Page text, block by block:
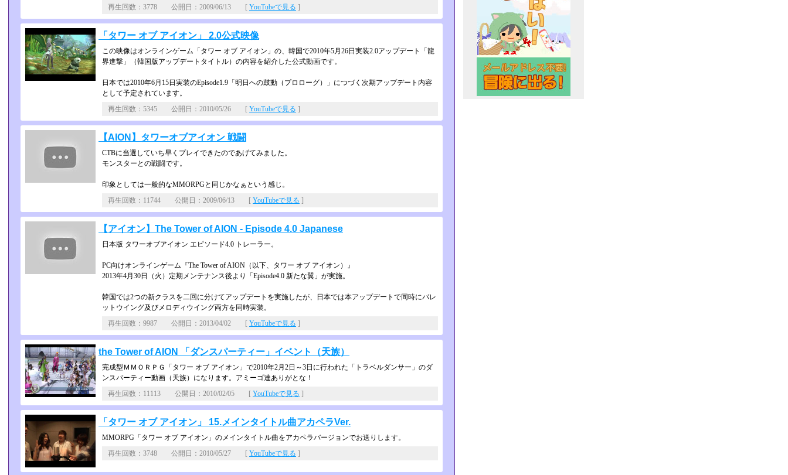
再生回数：3778 公開日：2009/06/13 [ YouTubeで見る ]
「タワー オブ アイオン」 2.0公式映像
この映像はオンラインゲーム「タワー オブ アイオン」の、韓国で2010年5月26日実装2.0アップデート「龍
界進撃」（韓国­版アップデートタイトル）の内容を紹介した公式動画です。
日本では2010年6月15日実装のEpisode1.9「明日への鼓動（プロローグ­）」につづく次期アップデート内容
として予定されています。
再生回数：5345 公開日：2010/05/26 [ YouTubeで見る ]
【AION】タワーオブアイオン 戦闘
CTBに当選していち早くプレイできたのであげてみました。
モンスターとの戦闘です。
印象としては一般的なMMORPGと同じかなぁという感じ。
再生回数：11744 公開日：2009/06/13 [ YouTubeで見る ]
【アイオン】The Tower of AION - Episode 4.0 Japanese
日本版 タワーオブアイオン エピソード4.0 トレーラー。
PC向けオンラインゲーム『The Tower of AION（以下、タワー オブ アイオン）』
2013年4月30日（火）定期メンテナンス後より「Episode4.0 新たな翼」が実施。
韓国では2つの新クラスを二回に分けてアップデートを実施したが、日本では本アップデ­ートで同時にバレ
ットウイング及びメロディウイング両方を同時実装。
再生回数：9987 公開日：2013/04/02 [ YouTubeで見る ]
the Tower of AION 「ダンスパーティー」イベント（天族）
完成型ＭＭＯＲＰＧ「タワー オブ アイオン」で2010年2月2日～3日に行われた「トラベルダンサー」のダ
ンスパーテ­ィー動画（天族）になります。アミーゴ達ありがとな！
再生回数：11113 公開日：2010/02/05 [ YouTubeで見る ]
「タワー オブ アイオン」 15.メインタイトル曲アカペラVer.
MMORPG「タワー オブ アイオン」のメインタイトル曲をアカペラバージョンでお送りします。
再生回数：3748 公開日：2010/05/27 [ YouTubeで見る ]